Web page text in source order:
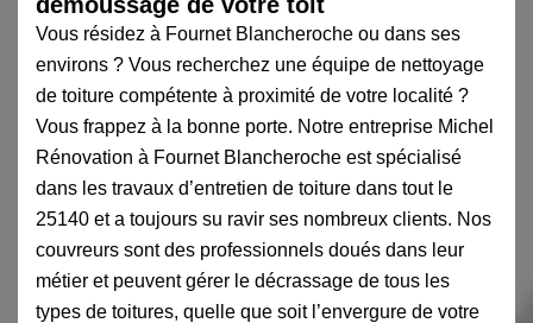
Vous résidez à Fournet Blancheroche ou dans ses
environs ? Vous recherchez une équipe de nettoyage
de toiture compétente à proximité de votre localité ?
Vous frappez à la bonne porte. Notre entreprise Michel
Rénovation à Fournet Blancheroche est spécialisé
dans les travaux d’entretien de toiture dans tout le
25140 et a toujours su ravir ses nombreux clients. Nos
couvreurs sont des professionnels doués dans leur
métier et peuvent gérer le décrassage de tous les
types de toitures, quelle que soit l’envergure de votre